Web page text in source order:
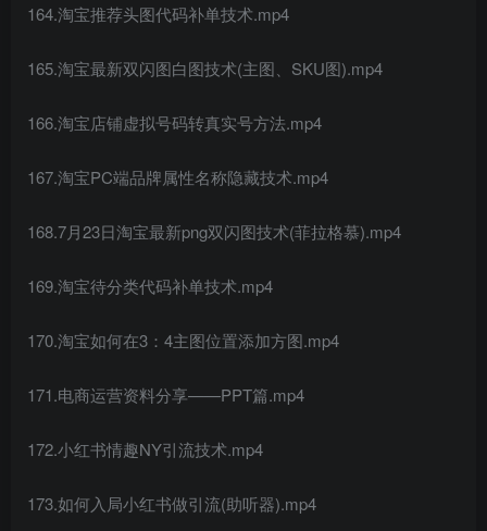
164.淘宝推荐头图代码补单技术.mp4
165.淘宝最新双闪图白图技术(主图、SKU图).mp4
166.淘宝店铺虚拟号码转真实号方法.mp4
167.淘宝PC端品牌属性名称隐藏技术.mp4
168.7月23日淘宝最新png双闪图技术(菲拉格慕).mp4
169.淘宝待分类代码补单技术.mp4
170.淘宝如何在3：4主图位置添加方图.mp4
171.电商运营资料分享——PPT篇.mp4
172.小红书情趣NY引流技术.mp4
173.如何入局小红书做引流(助听器).mp4